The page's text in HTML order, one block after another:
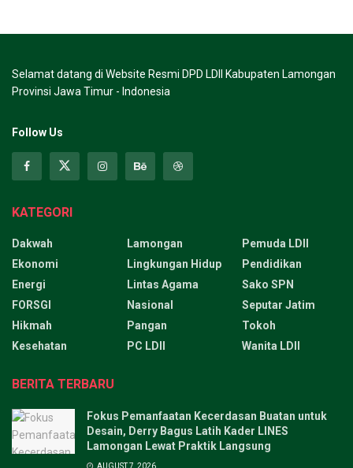
Selamat datang di Website Resmi DPD LDII Kabupaten Lamongan
Provinsi Jawa Timur - Indonesia
Follow Us
KATEGORI
Dakwah
Ekonomi
Energi
FORSGI
Hikmah
Kesehatan
Lamongan
Lingkungan Hidup
Lintas Agama
Nasional
Pangan
PC LDII
Pemuda LDII
Pendidikan
Sako SPN
Seputar Jatim
Tokoh
Wanita LDII
BERITA TERBARU
Fokus Pemanfaatan Kecerdasan Buatan untuk
Desain, Derry Bagus Latih Kader LINES
Lamongan Lewat Praktik Langsung
AUGUST 7, 2026